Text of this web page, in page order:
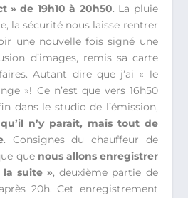
» de 19h10 à 20h50. La pluie
la sécurité nous laisse rentrer
une nouvelle fois signé une
d’images, remis sa carte
Autant dire que j’ai « le
»! Ce n’est que vers 16h50
dans le studio de l’émission,
n’y parait, mais tout de
. Consignes du chauffeur de
que nous allons enregistrer
la suite », deuxième partie de
20h. Cet enregistrement